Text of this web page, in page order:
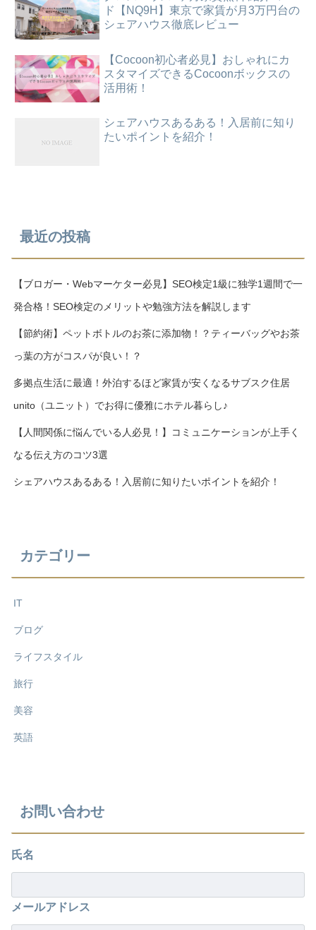
ド【NQ9H】東京で家賃が月3万円台の
シェアハウス徹底レビュー
【Cocoon初心者必見】おしゃれにカ
スタマイズできるCocoonボックスの
活用術！
シェアハウスあるある！入居前に知り
たいポイントを紹介！
最近の投稿
【ブロガー・Webマーケター必見】SEO検定1級に独学1週間で一
発合格！SEO検定のメリットや勉強方法を解説します
【節約術】ペットボトルのお茶に添加物！？ティーバッグやお茶
っ葉の方がコスパが良い！？
多拠点生活に最適！外泊するほど家賃が安くなるサブスク住居
unito（ユニット）でお得に優雅にホテル暮らし♪
【人間関係に悩んでいる人必見！】コミュニケーションが上手く
なる伝え方のコツ3選
シェアハウスあるある！入居前に知りたいポイントを紹介！
カテゴリー
IT
ブログ
ライフスタイル
旅行
美容
英語
お問い合わせ
氏名
メールアドレス